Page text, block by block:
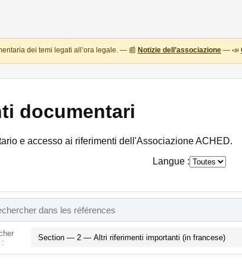
dei temi legati all’ora legale. — 📰 Notizie dell’associazione — 📣
documentari
e accesso ai riferimenti dell'Associazione ACHED.
Langue :
: